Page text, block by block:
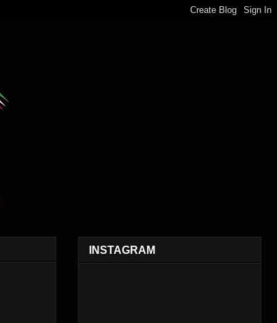
INSTAGRAM